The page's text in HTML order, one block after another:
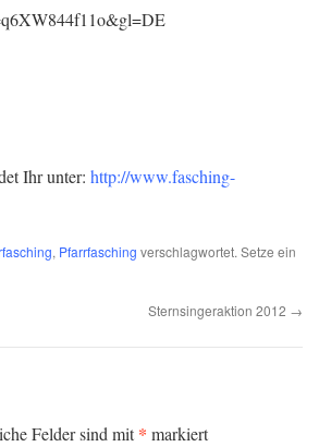
Ihr unter: http://www.fasching-
, Pfarrfasching verschlagwortet. Setze ein
Sternsingeraktion 2012 →
Felder sind mit* markiert